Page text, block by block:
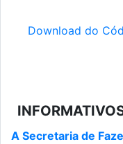
Download do
A Secretaria de